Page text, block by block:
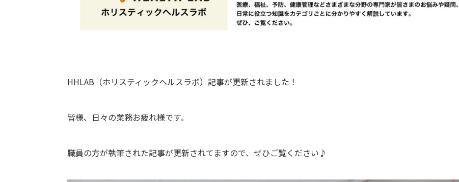
HHLAB（ホリスティックヘルスラボ）記事が更新されました！
皆様、日々の業務お疲れ様です。
職員の方が執筆された記事が更新されてますので、ぜひご覧ください♪